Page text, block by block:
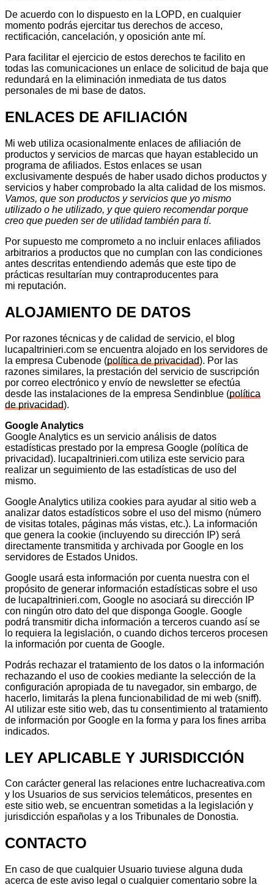
De acuerdo con lo dispuesto en la LOPD, en cualquier
momento podrás ejercitar tus derechos de acceso,
rectificación, cancelación, y oposición ante mí.
Para facilitar el ejercicio de estos derechos te facilito en
todas las comunicaciones un enlace de solicitud de baja que
redundará en la eliminación inmediata de tus datos
personales de mi base de datos.
ENLACES DE AFILIACIÓN
Mi web utiliza ocasionalmente enlaces de afiliación de
productos y servicios de marcas que hayan establecido un
programa de afiliados. Estos enlaces se usan
exclusivamente después de haber usado dichos productos y
servicios y haber comprobado la alta calidad de los mismos.
Vamos, que son productos y servicios que yo mismo
utilizado o he utilizado, y que quiero recomendar porque
creo que pueden ser de utilidad también para tí.
Por supuesto me comprometo a no incluir enlaces afiliados
arbitrarios a productos que no cumplan con las condiciones
antes descritas entendiendo además que este tipo de
prácticas resultarían muy contraproducentes para
mi reputación.
ALOJAMIENTO DE DATOS
Por razones técnicas y de calidad de servicio, el blog
lucapaltrinieri.com se encuentra alojado en los servidores de
la empresa Cubenode (política de privacidad). Por las
razones similares, la prestación del servicio de suscripción
por correo electrónico y envío de newsletter se efectúa
desde las instalaciones de la empresa Sendinblue (política
de privacidad).
Google Analytics
Google Analytics es un servicio análisis de datos
estadísticas prestado por la empresa Google (política de
privacidad). lucapaltrinieri.com utiliza este servicio para
realizar un seguimiento de las estadísticas de uso del
mismo.
Google Analytics utiliza cookies para ayudar al sitio web a
analizar datos estadísticos sobre el uso del mismo (número
de visitas totales, páginas más vistas, etc.). La información
que genera la cookie (incluyendo su dirección IP) será
directamente transmitida y archivada por Google en los
servidores de Estados Unidos.
Google usará esta información por cuenta nuestra con el
propósito de generar información estadísticas sobre el uso
de lucapaltrinieri.com, Google no asociará su dirección IP
con ningún otro dato del que disponga Google. Google
podrá transmitir dicha información a terceros cuando así se
lo requiera la legislación, o cuando dichos terceros procesen
la información por cuenta de Google.
Podrás rechazar el tratamiento de los datos o la información
rechazando el uso de cookies mediante la selección de la
configuración apropiada de tu navegador, sin embargo, de
hacerlo, limitarás la plena funcionabilidad de mi web (sniff).
Al utilizar este sitio web, das tu consentimiento al tratamiento
de información por Google en la forma y para los fines arriba
indicados.
LEY APLICABLE Y JURISDICCIÓN
Con carácter general las relaciones entre luchacreativa.com
y los Usuarios de sus servicios telemáticos, presentes en
este sitio web, se encuentran sometidas a la legislación y
jurisdicción españolas y a los Tribunales de Donostia.
CONTACTO
En caso de que cualquier Usuario tuviese alguna duda
acerca de este aviso legal o cualquier comentario sobre la